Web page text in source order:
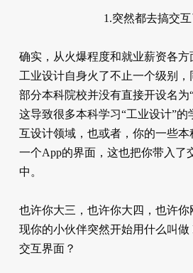
1.突然都去搞交互
确实，从火爆程度和就业薪资各
工业设计自身火了不止一个级别
部分本科院校并没有直接开设名为
这导致很多本科学习“工业设计”的
互设计领域，也或者，你的一些
一个App的界面，这也把你带入了
中。
也许你大三，也许你大四，也许
现你的小伙伴突然开始用什么叫做
交互界面？